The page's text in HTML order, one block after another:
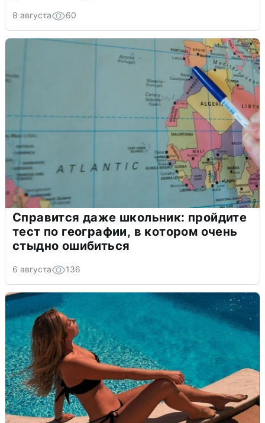
8 августа 60
Справится даже школьник: пройдите
тест по географии, в котором очень
стыдно ошибиться
6 августа 136